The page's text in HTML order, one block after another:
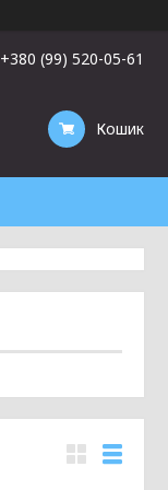
+380 (99) 520-05-61
Кошик